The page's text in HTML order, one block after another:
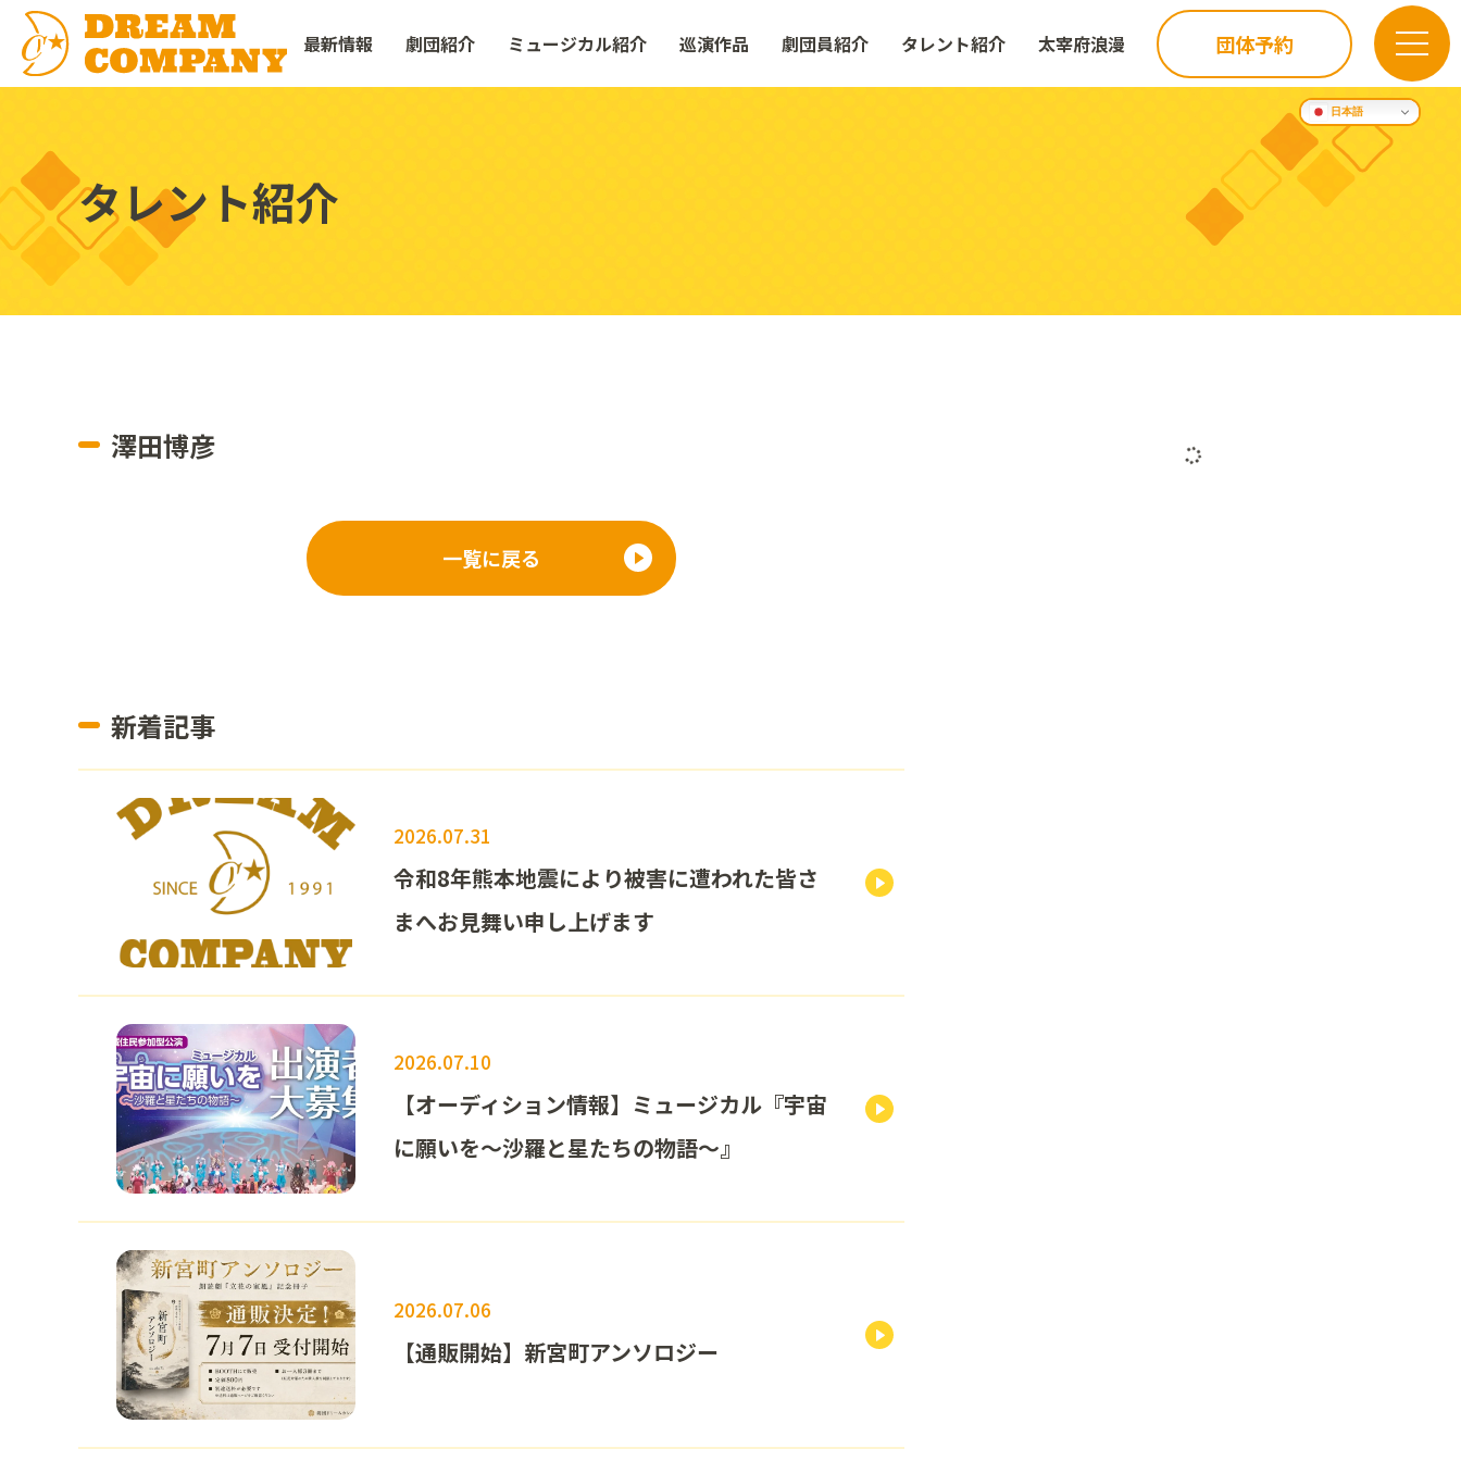
最新情報 劇団紹介 ミュージカル紹介 巡演作品 劇団員紹介 タレント紹介 太宰府浪漫
日本語
団体予約
タレント紹介
澤田博彦
一覧に戻る
新着記事
2026.07.31
令和8年熊本地震により被害に遭われた皆さ
まへお見舞い申し上げます
2026.07.10
【オーディション情報】ミュージカル『宇宙
に願いを～沙羅と星たちの物語～』
2026.07.06
【通販開始】新宮町アンソロジー